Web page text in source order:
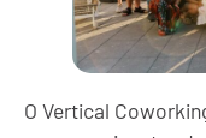
O Vertical